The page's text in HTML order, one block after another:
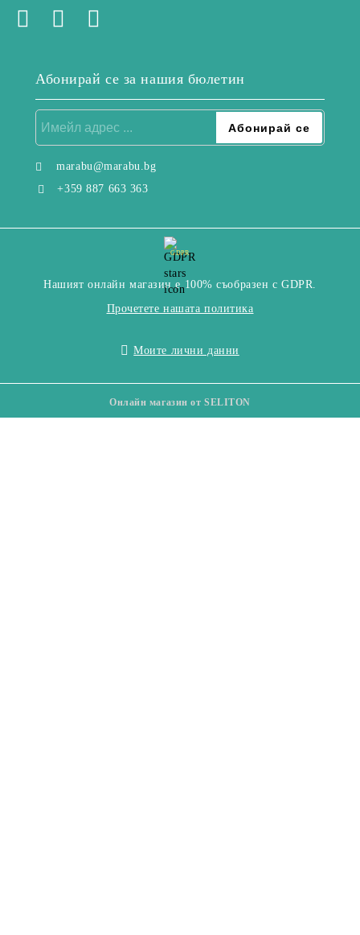
Абонирай се за нашия бюлетин
marabu@marabu.bg
+359 887 663 363
GDPR
Нашият онлайн магазин е 100% съобразен с GDPR.
Прочетете нашата политика
Моите лични данни
Онлайн магазин от SELITON